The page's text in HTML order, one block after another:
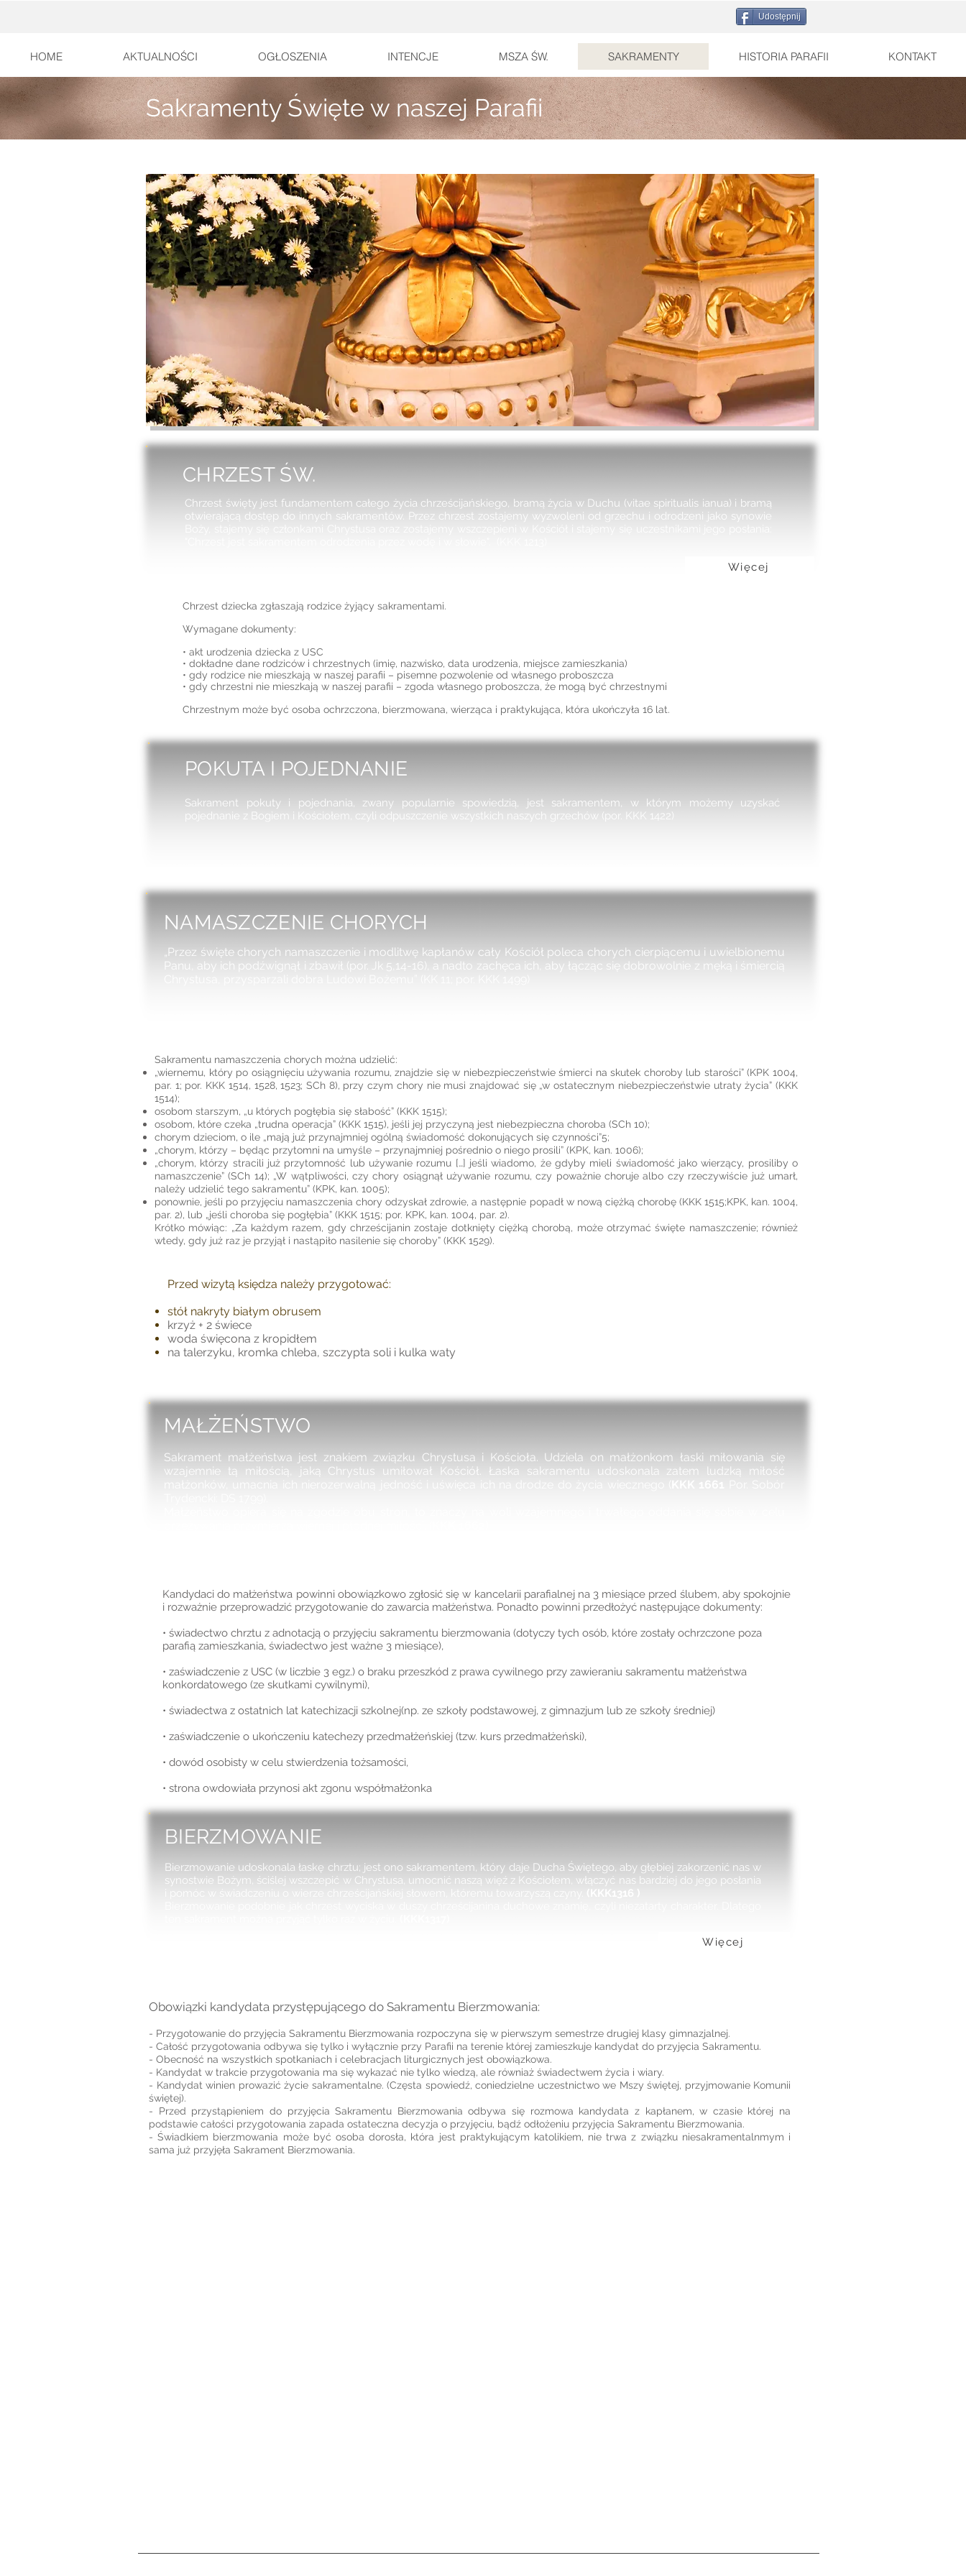
Udostępnij
HOME AKTUALNOŚCI OGŁOSZENIA INTENCJE MSZA ŚW. SAKRAMENTY HISTORIA PARAFII KONTAKT
Sakramenty Święte w naszej Parafii
CHRZEST ŚW.
Chrzest święty jest fundamentem całego życia chrześcijańskiego, bramą życia w Duchu (vitae spiritualis ianua) i bramą
otwierającą dostęp do innych sakramentów. Przez chrzest zostajemy wyzwoleni od grzechu i odrodzeni jako synowie
Więcej
Chrzest dziecka zgłaszają rodzice żyjący sakramentami.
Wymagane dokumenty:
• akt urodzenia dziecka z USC
• dokładne dane rodziców i chrzestnych (imię, nazwisko, data urodzenia, miejsce zamieszkania)
• gdy rodzice nie mieszkają w naszej parafii – pisemne pozwolenie od własnego proboszcza
• gdy chrzestni nie mieszkają w naszej parafii – zgoda własnego proboszcza, że mogą być chrzestnymi
Chrzestnym może być osoba ochrzczona, bierzmowana, wierząca i praktykująca, która ukończyła 16 lat.
POKUTA I POJEDNANIE
Sakrament pokuty i pojednania, zwany popularnie spowiedzią, jest sakramentem, w którym możemy uzyskać
pojednanie z Bogiem i Kościołem, czyli odpuszczenie wszystkich naszych grzechów (por. KKK 1422)
NAMASZCZENIE CHORYCH
„Przez święte chorych namaszczenie i modlitwę kapłanów cały Kościół poleca chorych cierpiącemu i uwielbionemu
Panu, aby ich podźwignął i zbawił (por. Jk 5,14-16), a nadto zachęca ich, aby łącząc się dobrowolnie z męką i śmiercią
Sakramentu namaszczenia chorych można udzielić:
„wiernemu, który po osiągnięciu używania rozumu, znajdzie się w niebezpieczeństwie śmierci na skutek choroby lub starości” (KPK 1004,
par. 1; por. KKK 1514, 1528, 1523; SCh 8), przy czym chory nie musi znajdować się „w ostatecznym niebezpieczeństwie utraty życia” (KKK
1514);
osobom starszym, „u których pogłębia się słabość” (KKK 1515);
osobom, które czeka „trudna operacja” (KKK 1515), jeśli jej przyczyną jest niebezpieczna choroba (SCh 10);
chorym dzieciom, o ile „mają już przynajmniej ogólną świadomość dokonujących się czynności”5;
„chorym, którzy – będąc przytomni na umyśle – przynajmniej pośrednio o niego prosili” (KPK, kan. 1006);
„chorym, którzy stracili już przytomność lub używanie rozumu […] jeśli wiadomo, że gdyby mieli świadomość jako wierzący, prosiliby o
namaszczenie” (SCh 14); „W wątpliwości, czy chory osiągnął używanie rozumu, czy poważnie choruje albo czy rzeczywiście już umarł,
należy udzielić tego sakramentu” (KPK, kan. 1005);
ponownie, jeśli po przyjęciu namaszczenia chory odzyskał zdrowie, a następnie popadł w nową ciężką chorobę (KKK 1515;KPK, kan. 1004,
par. 2), lub „jeśli choroba się pogłębia” (KKK 1515; por. KPK, kan. 1004, par. 2).
Krótko mówiąc: „Za każdym razem, gdy chrześcijanin zostaje dotknięty ciężką chorobą, może otrzymać święte namaszczenie; również
wtedy, gdy już raz je przyjął i nastąpiło nasilenie się choroby” (KKK 1529).
Przed wizytą księdza należy przygotować:
stół nakryty białym obrusem
krzyż + 2 świece
woda święcona z kropidłem
na talerzyku, kromka chleba, szczypta soli i kulka waty
MAŁŻEŃSTWO
Sakrament małżeństwa jest znakiem związku Chrystusa i Kościoła. Udziela on małżonkom łaski miłowania się
wzajemnie tą miłością, jaką Chrystus umiłował Kościół. Łaska sakramentu udoskonala zatem ludzką miłość
Kandydaci do małżeństwa powinni obowiązkowo zgłosić się w kancelarii parafialnej na 3 miesiące przed ślubem, aby spokojnie
i rozważnie przeprowadzić przygotowanie do zawarcia małżeństwa. Ponadto powinni przedłożyć następujące dokumenty:
• świadectwo chrztu z adnotacją o przyjęciu sakramentu bierzmowania (dotyczy tych osób, które zostały ochrzczone poza
parafią zamieszkania, świadectwo jest ważne 3 miesiące),
• zaświadczenie z USC (w liczbie 3 egz.) o braku przeszkód z prawa cywilnego przy zawieraniu sakramentu małżeństwa
konkordatowego (ze skutkami cywilnymi),
• świadectwa z ostatnich lat katechizacji szkolnej(np. ze szkoły podstawowej, z gimnazjum lub ze szkoły średniej)
• zaświadczenie o ukończeniu katechezy przedmałżeńskiej (tzw. kurs przedmałżeński),
• dowód osobisty w celu stwierdzenia tożsamości,
• strona owdowiała przynosi akt zgonu współmałżonka
BIERZMOWANIE
Bierzmowanie udoskonala łaskę chrztu; jest ono sakramentem, który daje Ducha Świętego, aby głębiej zakorzenić nas w
synostwie Bożym, ściślej wszczepić w Chrystusa, umocnić naszą więź z Kościołem, włączyć nas bardziej do jego posłania
i pomóc w świadczeniu o wierze chrześcijańskiej słowem, któremu towarzyszą czyny. (KKK1316 )
Więcej
Obowiązki kandydata przystępującego do Sakramentu Bierzmowania:
- Przygotowanie do przyjęcia Sakramentu Bierzmowania rozpoczyna się w pierwszym semestrze drugiej klasy gimnazjalnej.
- Całość przygotowania odbywa się tylko i wyłącznie przy Parafii na terenie której zamieszkuje kandydat do przyjęcia Sakramentu.
- Obecność na wszystkich spotkaniach i celebracjach liturgicznych jest obowiązkowa.
- Kandydat w trakcie przygotowania ma się wykazać nie tylko wiedzą, ale równiaż świadectwem życia i wiary.
- Kandydat winien prowazić życie sakramentalne. (Częsta spowiedź, coniedzielne uczestnictwo we Mszy świętej, przyjmowanie Komunii
świętej).
- Przed przystąpieniem do przyjęcia Sakramentu Bierzmowania odbywa się rozmowa kandydata z kapłanem, w czasie której na
podstawie całości przygotowania zapada ostateczna decyzja o przyjęciu, bądź odłożeniu przyjęcia Sakramentu Bierzmowania.
- Świadkiem bierzmowania może być osoba dorosła, która jest praktykującym katolikiem, nie trwa z związku niesakramentalnmym i
sama już przyjęła Sakrament Bierzmowania.